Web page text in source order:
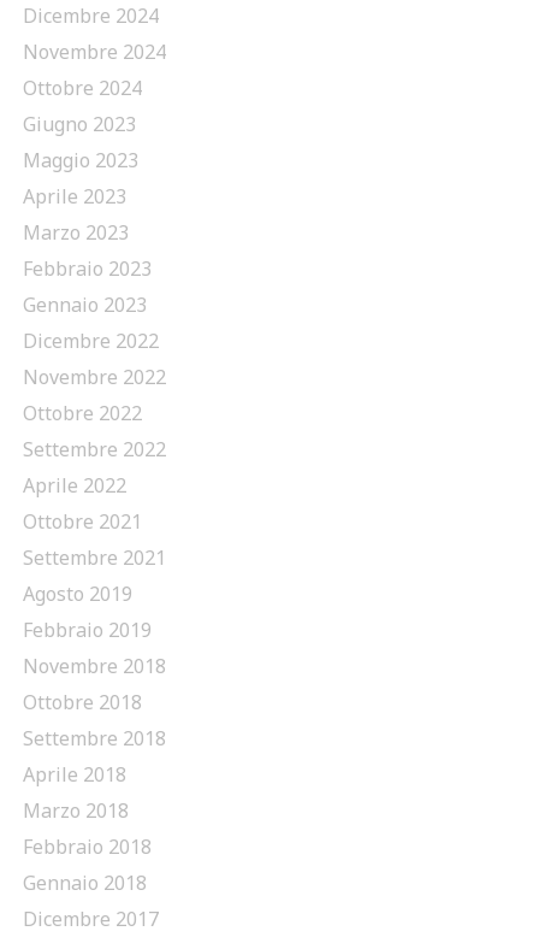
Dicembre 2024
Novembre 2024
Ottobre 2024
Giugno 2023
Maggio 2023
Aprile 2023
Marzo 2023
Febbraio 2023
Gennaio 2023
Dicembre 2022
Novembre 2022
Ottobre 2022
Settembre 2022
Aprile 2022
Ottobre 2021
Settembre 2021
Agosto 2019
Febbraio 2019
Novembre 2018
Ottobre 2018
Settembre 2018
Aprile 2018
Marzo 2018
Febbraio 2018
Gennaio 2018
Dicembre 2017